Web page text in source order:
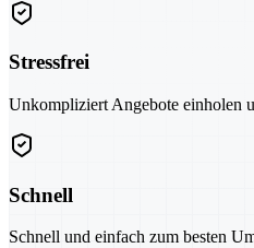
Stressfrei
Unkompliziert Angebote einholen
Schnell
Schnell und einfach zum besten